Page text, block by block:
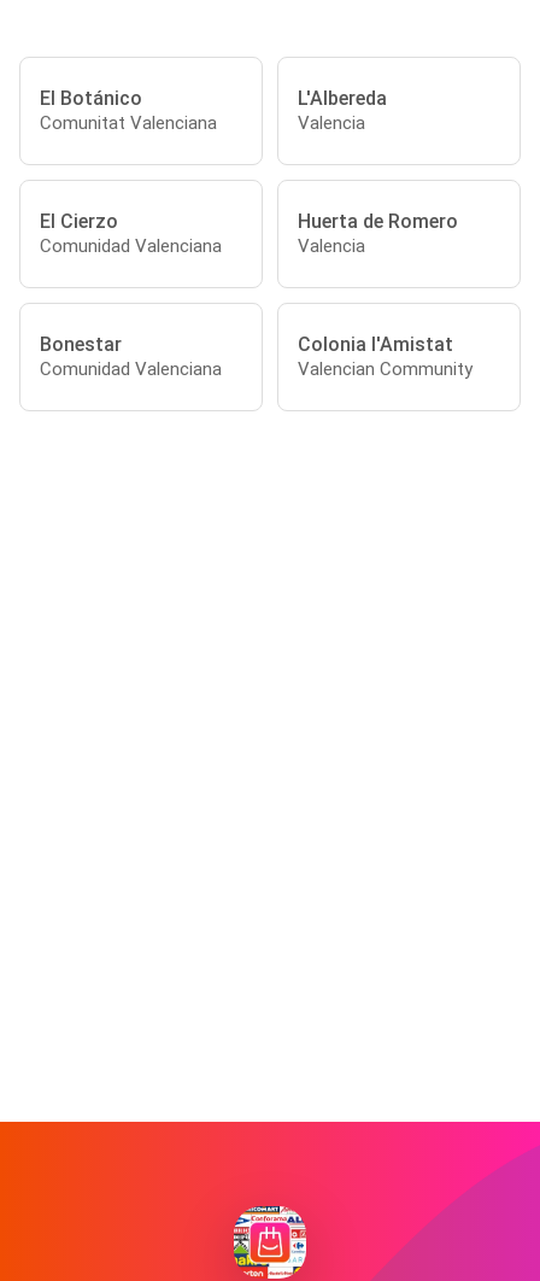
El Botánico
Comunitat Valenciana
L'Albereda
Valencia
El Cierzo
Comunidad Valenciana
Huerta de Romero
Valencia
Bonestar
Comunidad Valenciana
Colonia l'Amistat
Valencian Community